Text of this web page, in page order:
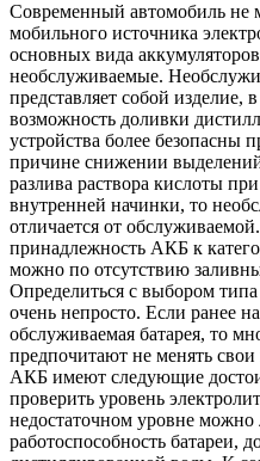
Современный автомобиль не
мобильного источника
основных вида
необслуживаемые.
представляет собой изделие,
возможность доливки
устройства более безопасны
причине снижении
разлива раствора кислоты
внутренней начинки, то
отличается от
принадлежность АКБ к
можно по отсутствию
Определиться с выбором
очень непросто. Если ранее
обслуживаемая батарея, то
предпочитают не менять
АКБ имеют следующие
проверить уровень
недостаточном уровне можно
работоспособность батареи,